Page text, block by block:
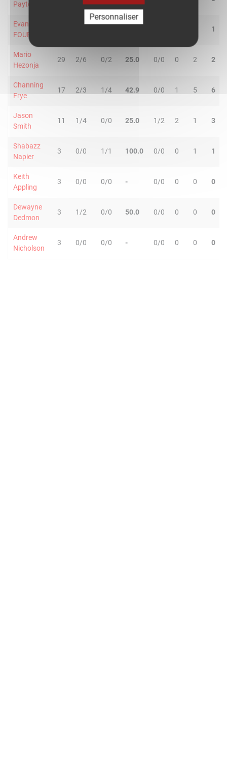
Payton
Evan
FOURNIER
1
Mario
Hezonja
29 2/6 0/2 25.0 0/0 0 2 2
Channing
Frye
17 2/3 1/4 42.9 0/0 1 5 6
Jason
Smith
11 1/4 0/0 25.0 1/2 2 1 3
Shabazz
Napier
3 0/0 1/1 100.0 0/0 0 1 1
Keith
Appling
3 0/0 0/0 - 0/0 0 0 0
Dewayne
Dedmon
3 1/2 0/0 50.0 0/0 0 0 0
Andrew
Nicholson
3 0/0 0/0 - 0/0 0 0 0
Personnaliser